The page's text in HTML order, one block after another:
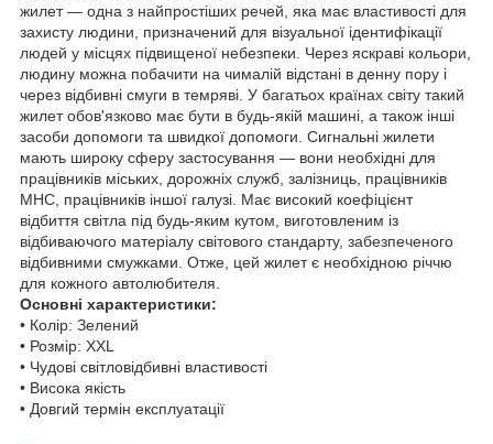
жилет — одна з найпростіших речей, яка має властивості для
захисту людини, призначений для візуальної ідентифікації
людей у місцях підвищеної небезпеки. Через яскраві кольори,
людину можна побачити на чималій відстані в денну пору і
через відбивні смуги в темряві. У багатьох країнах світу такий
жилет обов'язково має бути в будь-якій машині, а також інші
засоби допомоги та швидкої допомоги. Сигнальні жилети
мають широку сферу застосування — вони необхідні для
працівників міських, дорожніх служб, залізниць, працівників
МНС, працівників іншої галузі. Має високий коефіцієнт
відбиття світла під будь-яким кутом, виготовленим із
відбиваючого матеріалу світового стандарту, забезпеченого
відбивними смужками. Отже, цей жилет є необхідною річчю
для кожного автолюбителя.
Основні характеристики:
• Колір: Зелений
• Розмір: XXL
• Чудові світловідбивні властивості
• Висока якість
• Довгий термін експлуатації